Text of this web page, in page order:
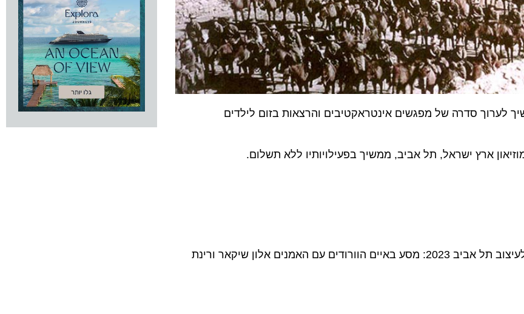
סדרה של מפגשים אינטראקטיבים והרצאות בזום לילדים
ארץ ישראל, תל אביב, ממשיך בפעילויותיו ללא תשלום.
מפגש שלישי בסדרת המפגשים עם אמני הביאנלה לאומנויות ולעיצוב תל אביב 2023: מסע באיים הוורודים עם האמנים אלון שיקאר ורינת